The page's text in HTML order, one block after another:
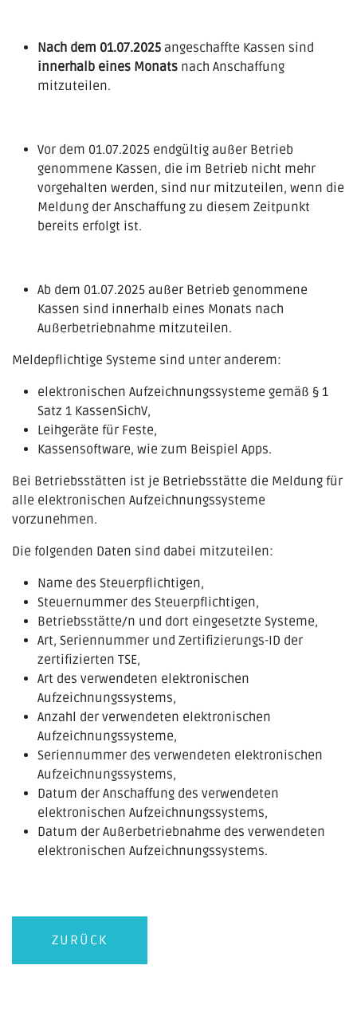
Nach dem 01.07.2025 angeschaffte Kassen sind
innerhalb eines Monats nach Anschaffung
mitzuteilen.
Vor dem 01.07.2025 endgültig außer Betrieb
genommene Kassen, die im Betrieb nicht mehr
vorgehalten werden, sind nur mitzuteilen, wenn die
Meldung der Anschaffung zu diesem Zeitpunkt
bereits erfolgt ist.
Ab dem 01.07.2025 außer Betrieb genommene
Kassen sind innerhalb eines Monats nach
Außerbetriebnahme mitzuteilen.
Meldepflichtige Systeme sind unter anderem:
elektronischen Aufzeichnungssysteme gemäß § 1
Satz 1 KassenSichV,
Leihgeräte für Feste,
Kassensoftware, wie zum Beispiel Apps.
Bei Betriebsstätten ist je Betriebsstätte die Meldung für
alle elektronischen Aufzeichnungssysteme
vorzunehmen.
Die folgenden Daten sind dabei mitzuteilen:
Name des Steuerpflichtigen,
Steuernummer des Steuerpflichtigen,
Betriebsstätte/n und dort eingesetzte Systeme,
Art, Seriennummer und Zertifizierungs-ID der
zertifizierten TSE,
Art des verwendeten elektronischen
Aufzeichnungssystems,
Anzahl der verwendeten elektronischen
Aufzeichnungssysteme,
Seriennummer des verwendeten elektronischen
Aufzeichnungssystems,
Datum der Anschaffung des verwendeten
elektronischen Aufzeichnungssystems,
Datum der Außerbetriebnahme des verwendeten
elektronischen Aufzeichnungssystems.
ZURÜCK